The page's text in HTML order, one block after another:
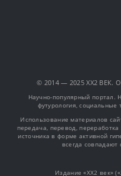
© 2014 — 2025 XX2
Научно-популярный портал.
футурология, социальные
Использование материалов
передача, перевод,
источника в форме активной
всегда совпадают
Издание «XX2 век»